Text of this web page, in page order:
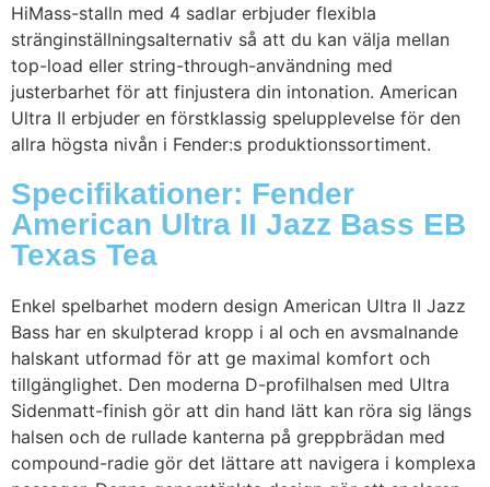
HiMass-stalln med 4 sadlar erbjuder flexibla
stränginställningsalternativ så att du kan välja mellan
top-load eller string-through-användning med
justerbarhet för att finjustera din intonation. American
Ultra II erbjuder en förstklassig spelupplevelse för den
allra högsta nivån i Fender:s produktionssortiment.
Specifikationer: Fender
American Ultra II Jazz Bass EB
Texas Tea
Enkel spelbarhet modern design American Ultra II Jazz
Bass har en skulpterad kropp i al och en avsmalnande
halskant utformad för att ge maximal komfort och
tillgänglighet. Den moderna D-profilhalsen med Ultra
Sidenmatt-finish gör att din hand lätt kan röra sig längs
halsen och de rullade kanterna på greppbrädan med
compound-radie gör det lättare att navigera i komplexa